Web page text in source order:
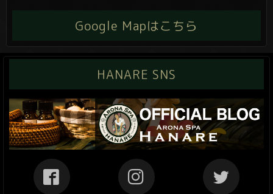
Google Mapはこちら
HANARE SNS